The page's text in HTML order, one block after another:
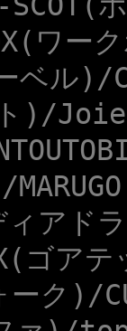
ワ
ベル
)/Joie(
ィアド
ゴア
ーク)/